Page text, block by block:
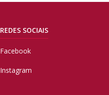
REDES SOCIAIS
Facebook
Instagram